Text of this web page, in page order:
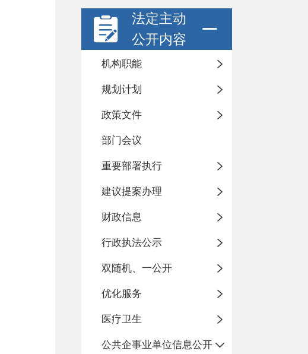
法定主动
公开内容
机构职能
规划计划
政策文件
部门会议
重要部署执行
建议提案办理
财政信息
行政执法公示
双随机、一公开
优化服务
医疗卫生
公共企事业单位信息公开